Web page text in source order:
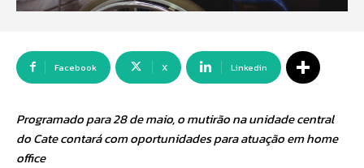
Facebook X Linkedin
Programado para 28 de maio, o mutirão na unidade central
do Cate contará com oportunidades para atuação em home
office